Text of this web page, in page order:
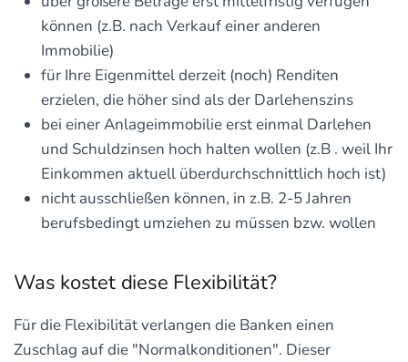
können (z.B. nach Verkauf einer anderen
Immobilie)
für Ihre Eigenmittel derzeit (noch) Renditen
erzielen, die höher sind als der Darlehenszins
bei einer Anlageimmobilie erst einmal Darlehen
und Schuldzinsen hoch halten wollen (z.B . weil Ihr
Einkommen aktuell überdurchschnittlich hoch ist)
nicht ausschließen können, in z.B. 2-5 Jahren
berufsbedingt umziehen zu müssen bzw. wollen
Was kostet diese Flexibilität?
Für die Flexibilität verlangen die Banken einen
Zuschlag auf die "Normalkonditionen". Dieser